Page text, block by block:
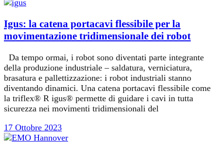
Igus: la catena portacavi flessibile per la
movimentazione tridimensionale dei robot
Da tempo ormai, i robot sono diventati parte integrante
della produzione industriale – saldatura, verniciatura,
brasatura e pallettizzazione: i robot industriali stanno
diventando dinamici. Una catena portacavi flessibile come
la triflex® R igus® permette di guidare i cavi in tutta
sicurezza nei movimenti tridimensionali del
17 Ottobre 2023